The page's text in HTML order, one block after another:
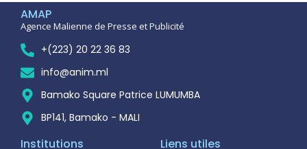
AMAP
Agence Malienne de Presse et Publicité
+(223) 20 22 36 83
info@anim.ml
Bamako Square Patrice LUMUMBA
BP141, Bamako - MALI
Institutions Liens utiles